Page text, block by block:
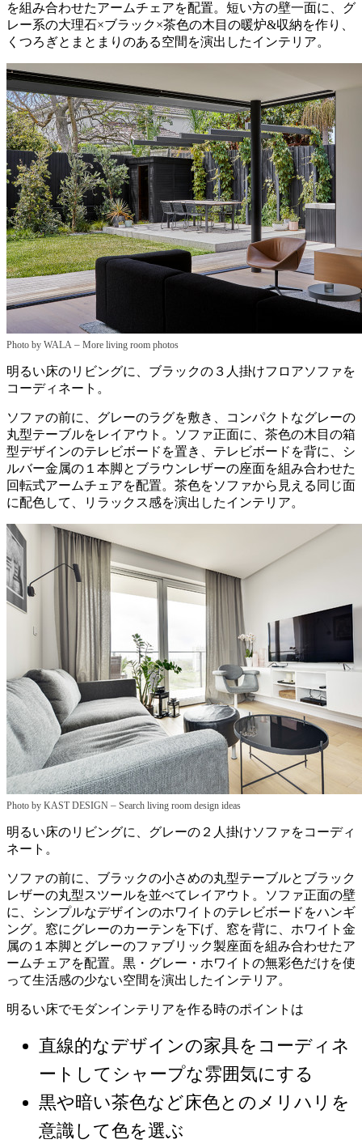
を組み合わせたアームチェアを配置。短い方の壁一面に、グ
レー系の大理石×ブラック×茶色の木目の暖炉&収納を作り、
くつろぎとまとまりのある空間を演出したインテリア。
Photo by WALA – More living room photos
明るい床のリビングに、ブラックの３人掛けフロアソファを
コーディネート。
ソファの前に、グレーのラグを敷き、コンパクトなグレーの
丸型テーブルをレイアウト。ソファ正面に、茶色の木目の箱
型デザインのテレビボードを置き、テレビボードを背に、シ
ルバー金属の１本脚とブラウンレザーの座面を組み合わせた
回転式アームチェアを配置。茶色をソファから見える同じ面
に配色して、リラックス感を演出したインテリア。
Photo by KAST DESIGN – Search living room design ideas
明るい床のリビングに、グレーの２人掛けソファをコーディ
ネート。
ソファの前に、ブラックの小さめの丸型テーブルとブラック
レザーの丸型スツールを並べてレイアウト。ソファ正面の壁
に、シンプルなデザインのホワイトのテレビボードをハンギ
ング。窓にグレーのカーテンを下げ、窓を背に、ホワイト金
属の１本脚とグレーのファブリック製座面を組み合わせたア
ームチェアを配置。黒・グレー・ホワイトの無彩色だけを使
って生活感の少ない空間を演出したインテリア。
明るい床でモダンインテリアを作る時のポイントは
直線的なデザインの家具をコーディネ
ートしてシャープな雰囲気にする
黒や暗い茶色など床色とのメリハリを
意識して色を選ぶ